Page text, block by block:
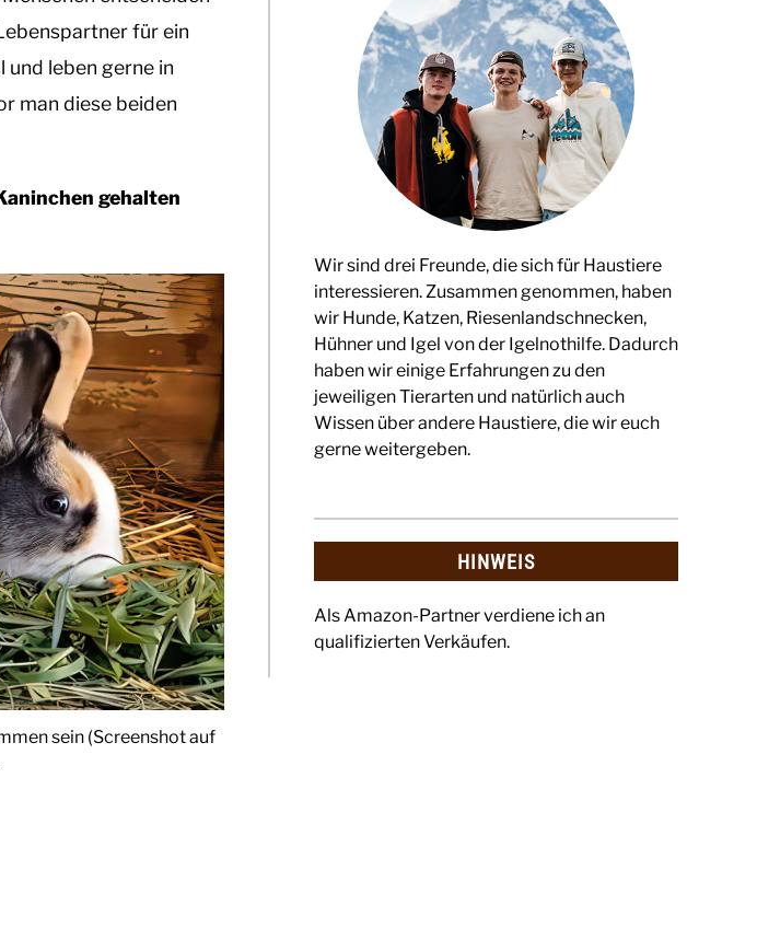
für ein
und leben gerne in
man diese beiden
gehalten
sein (Screenshot auf
Wir sind drei Freunde, die sich für Haustiere
interessieren. Zusammen genommen, haben
wir Hunde, Katzen, Riesenlandschnecken,
Hühner und Igel von der Igelnothilfe. Dadurch
haben wir einige Erfahrungen zu den
jeweiligen Tierarten und natürlich auch
Wissen über andere Haustiere, die wir euch
gerne weitergeben.
HINWEIS
Als Amazon-Partner verdiene ich an
qualifizierten Verkäufen.